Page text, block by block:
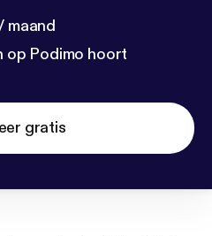
maand
op Podimo hoort
gratis